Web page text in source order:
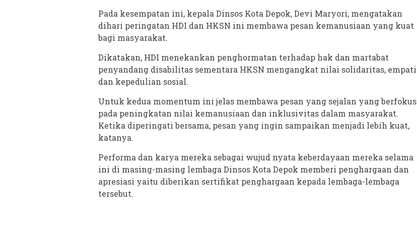
Pada kesempatan ini, kepala Dinsos Kota Depok, Devi Maryori, mengatakan
dihari peringatan HDI dan HKSN ini membawa pesan kemanusiaan yang kuat
bagi masyarakat.
Dikatakan, HDI menekankan penghormatan terhadap hak dan martabat
penyandang disabilitas sementara HKSN mengangkat nilai solidaritas, empati
dan kepedulian sosial.
Untuk kedua momentum ini jelas membawa pesan yang sejalan yang berfokus
pada peningkatan nilai kemanusiaan dan inklusivitas dalam masyarakat.
Ketika diperingati bersama, pesan yang ingin sampaikan menjadi lebih kuat,
katanya.
Performa dan karya mereka sebagai wujud nyata keberdayaan mereka selama
ini di masing-masing lembaga Dinsos Kota Depok memberi penghargaan dan
apresiasi yaitu diberikan sertifikat penghargaan kepada lembaga-lembaga
tersebut.